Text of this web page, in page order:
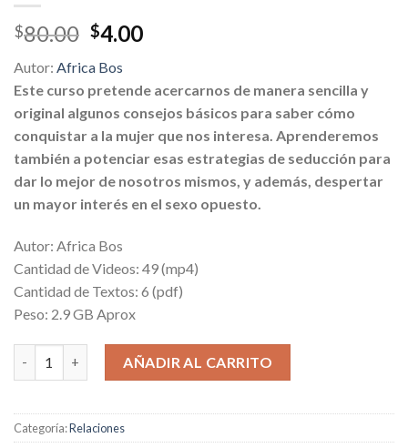
$80.00 Original
was:
$80.00.
$4.00Current
$4.00.
Autor: Africa Bos
Este curso pretende acercarnos de manera sencilla y
original algunos consejos básicos para saber cómo
conquistar a la mujer que nos interesa. Aprenderemos
también a potenciar esas estrategias de seducción para
dar lo mejor de nosotros mismos, y además, despertar
un mayor interés en el sexo opuesto.
Autor: Africa Bos
Cantidad de Videos: 49 (mp4)
Cantidad de Textos: 6 (pdf)
Peso: 2.9 GB Aprox
Cómo Conquistar A Una Mujer cantidad
AÑADIR AL CARRITO
Categoría:Relaciones